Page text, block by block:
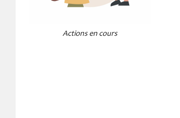
Actions en cours